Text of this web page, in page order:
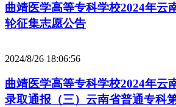
曲靖医学高等专科学校2024年云
轮征集志愿公告
2024/8/26 18:06:56
曲靖医学高等专科学校2024年云
录取通报（三）云南省普通专科